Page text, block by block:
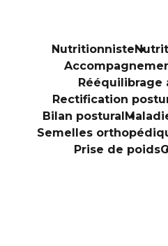
Nutritionniste
Rééquilibrage
Rectification
Bilan postural
Semelles
Prise de poids